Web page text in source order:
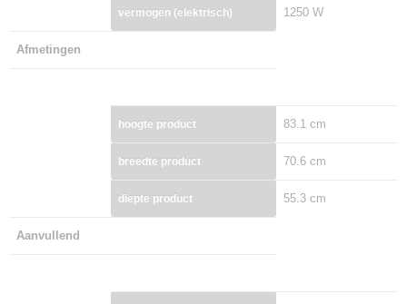
vermogen (elektrisch) 1250 W
Afmetingen
hoogte product 83.1 cm
breedte product 70.6 cm
diepte product 55.3 cm
Aanvullend